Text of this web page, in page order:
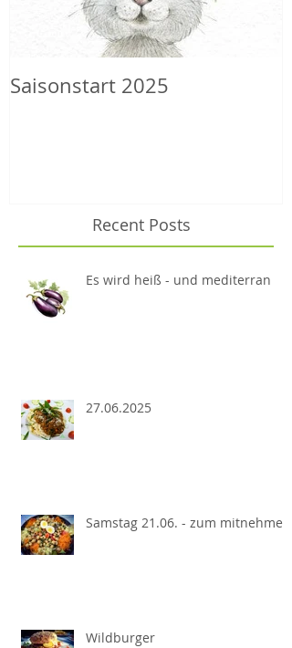
Saisonstart 2025
Recent Posts
Es wird heiß - und mediterran
27.06.2025
Samstag 21.06. - zum mitnehmen
Wildburger